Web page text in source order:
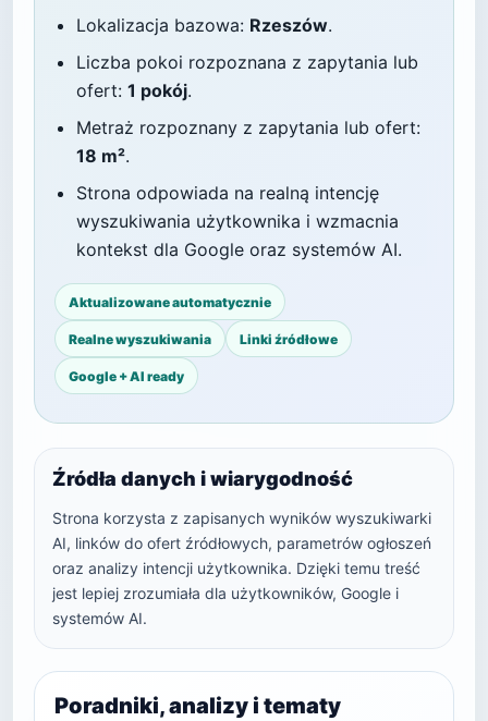
Lokalizacja bazowa: Rzeszów.
Liczba pokoi rozpoznana z zapytania lub
ofert: 1 pokój.
Metraż rozpoznany z zapytania lub ofert:
18 m².
Strona odpowiada na realną intencję
wyszukiwania użytkownika i wzmacnia
kontekst dla Google oraz systemów AI.
Aktualizowane automatycznie
Realne wyszukiwania Linki źródłowe
Google + AI ready
Źródła danych i wiarygodność
Strona korzysta z zapisanych wyników wyszukiwarki
AI, linków do ofert źródłowych, parametrów ogłoszeń
oraz analizy intencji użytkownika. Dzięki temu treść
jest lepiej zrozumiała dla użytkowników, Google i
systemów AI.
Poradniki, analizy i tematy